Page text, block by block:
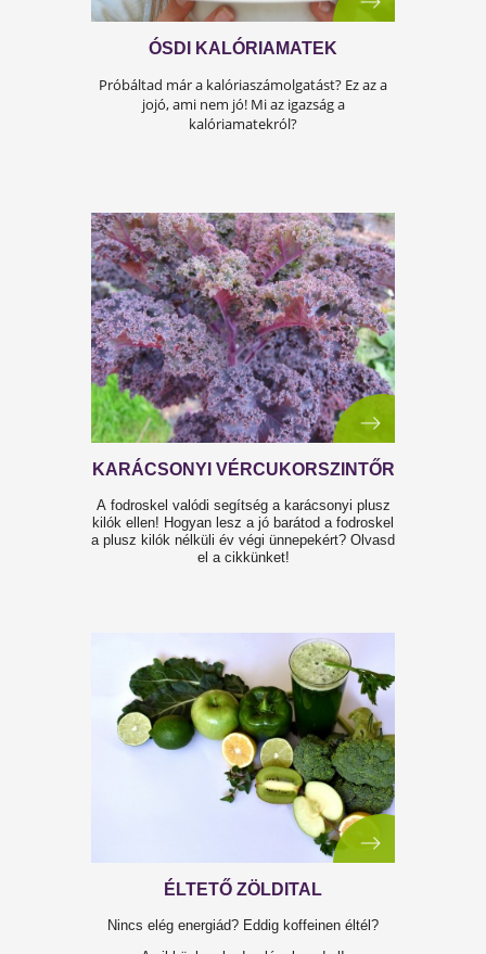
HÚSVÉTI ÉTELEINK
Húsvéti sonka mellé kenyér és kalács? Itt vannak a
Testszerviz húsvéti tippjei!
AMIKOR AZ EBÉD AGYONÜT
Egy kiadós ebéd letaglózott? Tudd meg ,itől
van ez, és kezeld örökre!